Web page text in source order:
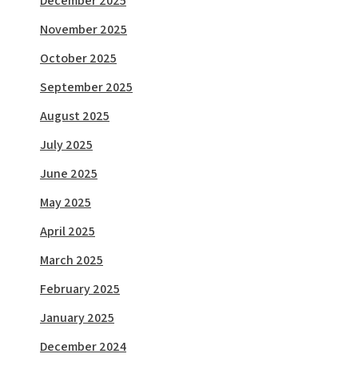
November 2025
October 2025
September 2025
August 2025
July 2025
June 2025
May 2025
April 2025
March 2025
February 2025
January 2025
December 2024